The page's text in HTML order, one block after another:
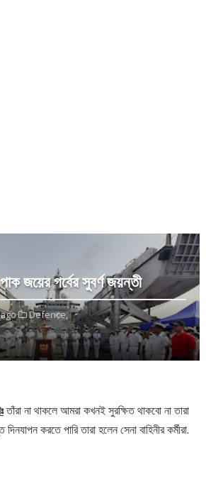
জয়ের গর্বের সুবর্ণ জয়ন্তী
Defence,
তাঁরা না থাকলে আমরা কখনই সুরক্ষিত থাকবো না তারা
করতে পারি তারা হলেন সেনা বাহিনীর কর্মীরা.